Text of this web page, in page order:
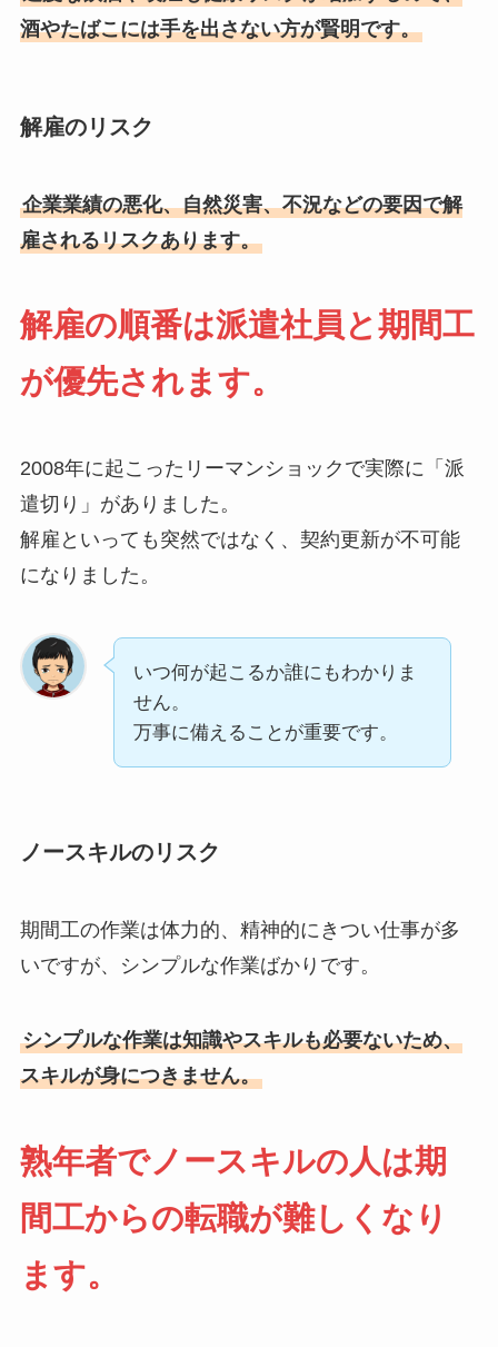
酒やたばこには手を出さない方が賢明です。
解雇のリスク
企業業績の悪化、自然災害、不況などの要因で解
雇されるリスクあります。
解雇の順番は派遣社員と期間工
が優先されます。
2008年に起こったリーマンショックで実際に「派
遣切り」がありました。
解雇といっても突然ではなく、契約更新が不可能
になりました。
いつ何が起こるか誰にもわかりま
せん。
万事に備えることが重要です。
ノースキルのリスク
期間工の作業は体力的、精神的にきつい仕事が多
いですが、シンプルな作業ばかりです。
シンプルな作業は知識やスキルも必要ないため、
スキルが身につきません。
熟年者でノースキルの人は期
間工からの転職が難しくなり
ます。